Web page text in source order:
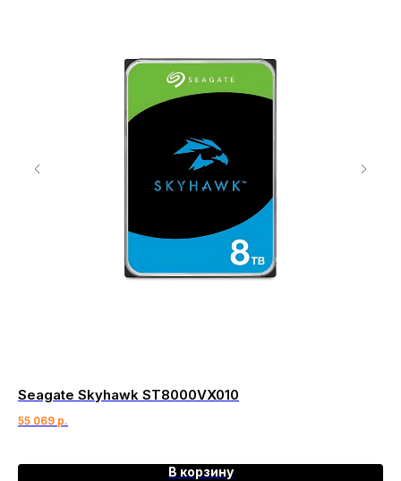
Seagate Skyhawk ST8000VX010
55 069 р.
В корзину